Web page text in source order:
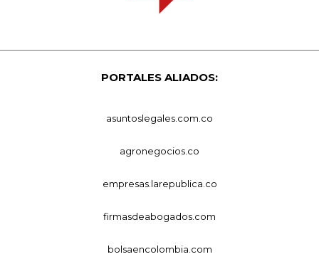
PORTALES ALIADOS:
asuntoslegales.com.co
agronegocios.co
empresas.larepublica.co
firmasdeabogados.com
bolsaencolombia.com